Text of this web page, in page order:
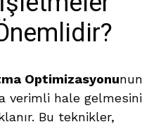
Optimizasyonunun
verimli hale gelmesini
Bu teknikler,